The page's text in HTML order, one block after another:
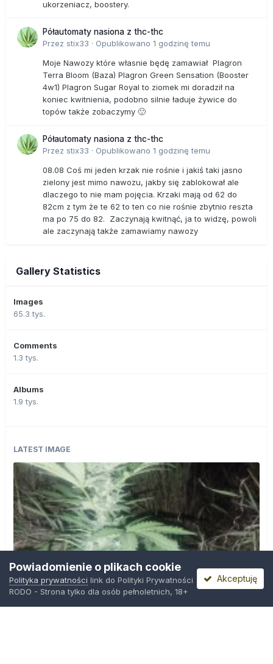
ukorzeniacz, boostery.
Półautomaty nasiona z thc-thc
Przez stix33 · Opublikowano 1 godzinę temu
Moje Nawozy które własnie będę zamawiał Plagron
Terra Bloom (Baza) Plagron Green Sensation (Booster
4w1) Plagron Sugar Royal to ziomek mi doradził na
koniec kwitnienia, podobno silnie ładuje żywice do
topów także zobaczymy 🙂
Półautomaty nasiona z thc-thc
Przez stix33 · Opublikowano 1 godzinę temu
08.08 Coś mi jeden krzak nie rośnie i jakiś taki jasno
zielony jest mimo nawozu, jakby się zablokował ale
dlaczego to nie mam pojęcia. Krzaki mają od 62 do
82cm z tym że te 62 to ten co nie rośnie zbytnio reszta
ma po 75 do 82. Zaczynają kwitnąć, ja to widzę, powoli
ale zaczynają także zamawiamy nawozy
Gallery Statistics
Images
65.3 tys.
Comments
1.3 tys.
Albums
1.9 tys.
LATEST IMAGE
Powiadomienie o plikach cookie
Polityka prywatności link do Polityki Prywatności
RODO - Strona tylko dla osób pełnoletnich, 18+
Akceptuję